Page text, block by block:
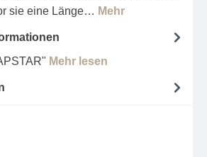
sie eine Länge… Mehr
Mehr lesen